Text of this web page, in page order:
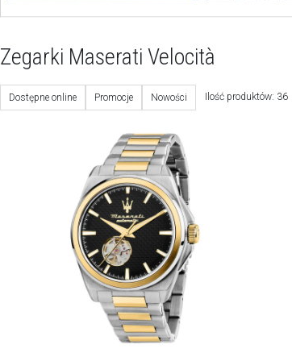
Zegarki Maserati Velocità
Dostępne online Promocje Nowości Ilość produktów: 36